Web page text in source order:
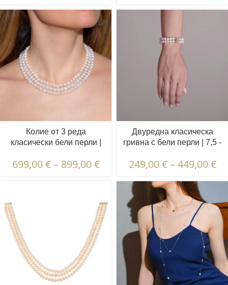
Колие от 3 реда
класически бели перли |
699,00€ – 899,00€
Двуреднa класическa
гривна с бели перли | 7,5 -
249,00€ – 449,00€